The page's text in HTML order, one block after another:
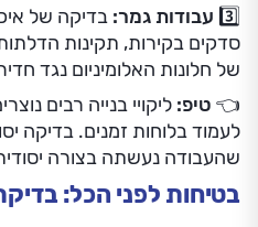
3️⃣ עבודות גמר:
בדיקה של
סדקים בקירות, תקינות
של חלונות האלומיניום נגד
👈 טיפ: ליקויי בנייה רבים
לעמוד בלוחות זמנים. בדיקה
שהעבודה נעשתה בצורה
בטיחות לפני הכל: